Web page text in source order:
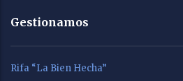
Gestionamos
Rifa “La Bien Hecha”